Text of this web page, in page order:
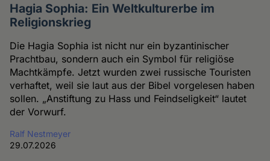
Hagia Sophia: Ein Weltkulturerbe im
Religionskrieg
Die Hagia Sophia ist nicht nur ein byzantinischer
Prachtbau, sondern auch ein Symbol für religiöse
Machtkämpfe. Jetzt wurden zwei russische Touristen
verhaftet, weil sie laut aus der Bibel vorgelesen haben
sollen. „Anstiftung zu Hass und Feindseligkeit“ lautet
der Vorwurf.
Ralf Nestmeyer
29.07.2026